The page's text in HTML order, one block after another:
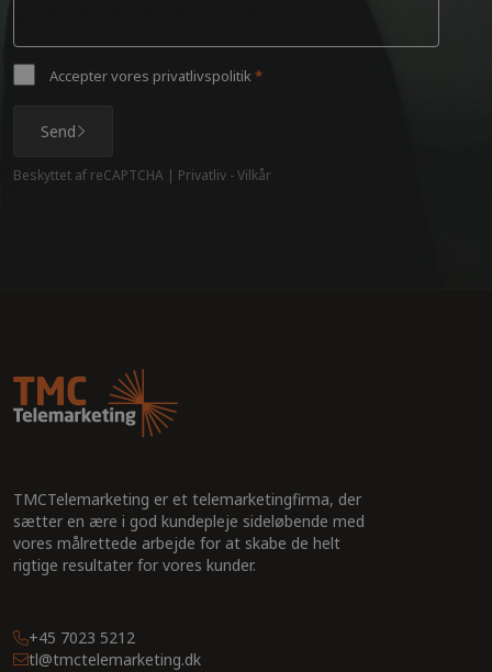
Accepter vores privatlivspolitik
Send
Beskyttet af reCAPTCHA | Privatliv -Vilkår
TMCTelemarketing er et telemarketingfirma, der
sætter en ære i god kundepleje sideløbende med
vores målrettede arbejde for at skabe de helt
rigtige resultater for vores kunder.
+45 7023 5212
tl@tmctelemarketing.dk